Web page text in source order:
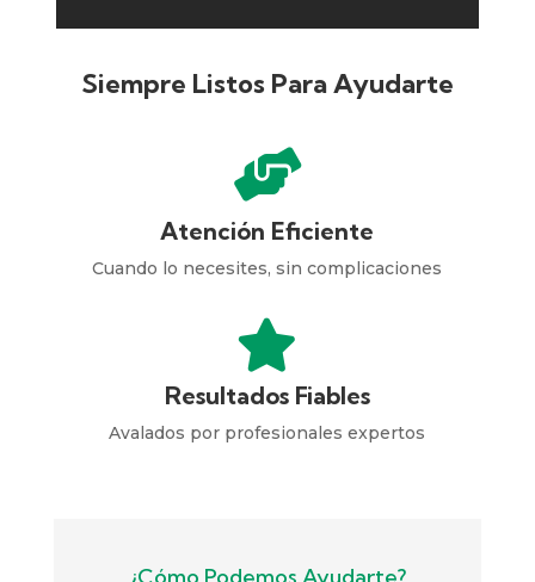
Siempre Listos Para Ayudarte

Atención Eficiente
Cuando lo necesites, sin complicaciones

Resultados Fiables
Avalados por profesionales expertos
¿Cómo Podemos Ayudarte?